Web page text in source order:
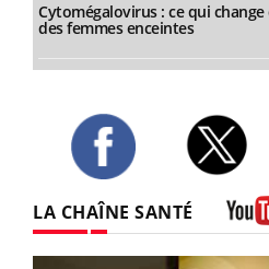
Cytomégalovirus : ce qui
des femmes enceintes
LA CHAÎNE SANTÉ